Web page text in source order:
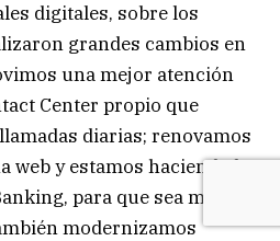
digitales, sobre los
grandes cambios en
una mejor atención
Center propio que
diarias; renovamos
web y estamos haciendo lo
para que sea más
modernizamos